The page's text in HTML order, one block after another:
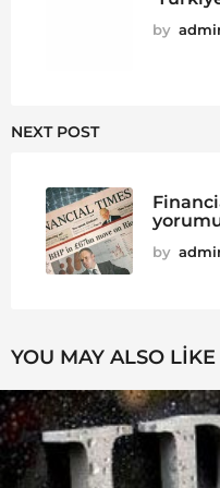
by
NEXT POST
by
YOU MAY ALSO LIKE